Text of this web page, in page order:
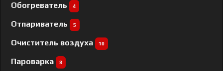
Обогреватель 4
Отпариватель 5
Очиститель воздуха 10
Пароварка 8